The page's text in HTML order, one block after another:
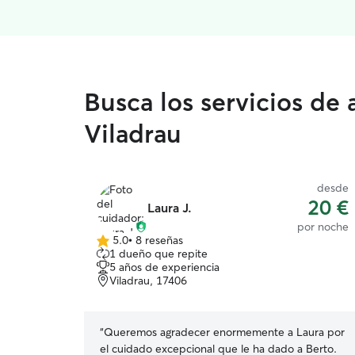
Busca los servicios de
Viladrau
Laura J.
desde
20 €
por noche
5.0
de
5
estrellas
5.0• 8 reseñas
1 dueño que repite
5 años de experiencia
Viladrau, 17406
“Queremos agradecer enormemente a Laura por
el cuidado excepcional que le ha dado a Berto.